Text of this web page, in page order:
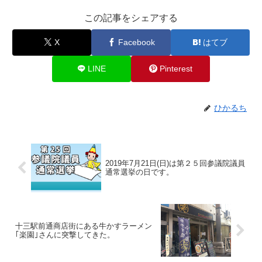
この記事をシェアする
X Facebook はてブ
LINE Pinterest
ひかるち
2019年7月21日(日)は第２５回参議院議員
通常選挙の日です。
十三駅前通商店街にある牛かすラーメン
｢楽園｣さんに突撃してきた。